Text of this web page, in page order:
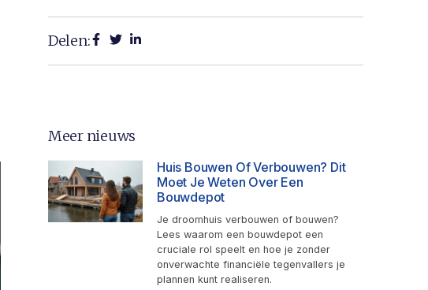
Delen:
Meer nieuws
Huis Bouwen Of Verbouwen? Dit
Moet Je Weten Over Een
Bouwdepot
Je droomhuis verbouwen of bouwen?
Lees waarom een bouwdepot een
cruciale rol speelt en hoe je zonder
onverwachte financiële tegenvallers je
plannen kunt realiseren.